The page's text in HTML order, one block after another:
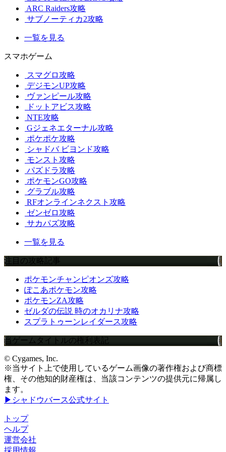
ARC Raiders攻略
サブノーティカ2攻略
一覧を見る
スマホゲーム
スマグロ攻略
デジモンUP攻略
ヴァンピール攻略
ドットアビス攻略
NTE攻略
Gジェネエターナル攻略
ポケポケ攻略
シャドバ ビヨンド攻略
モンスト攻略
パズドラ攻略
ポケモンGO攻略
グラブル攻略
RFオンラインネクスト攻略
ゼンゼロ攻略
サカパズ攻略
一覧を見る
注目の攻略記事
ポケモンチャンピオンズ攻略
ぽこあポケモン攻略
ポケモンZA攻略
ゼルダの伝説 時のオカリナ攻略
スプラトゥーンレイダース攻略
当ゲームタイトルの権利表記
© Cygames, Inc.
※当サイト上で使用しているゲーム画像の著作権および商標
権、その他知的財産権は、当該コンテンツの提供元に帰属し
ます。
▶シャドウバース公式サイト
トップ
ヘルプ
運営会社